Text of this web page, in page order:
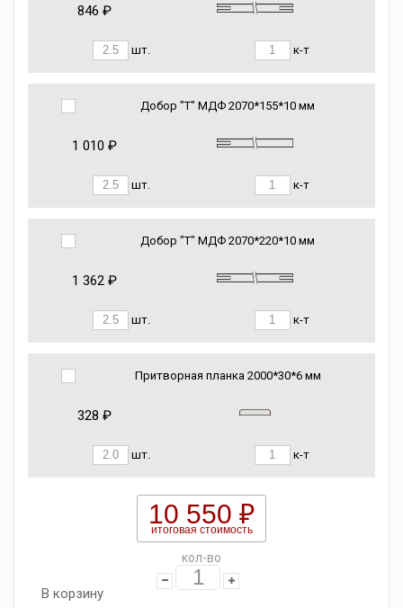
846 ₽
шт. к-т
Добор "Т" МДФ 2070*155*10 мм
1 010 ₽
шт. к-т
Добор "Т" МДФ 2070*220*10 мм
1 362 ₽
шт. к-т
Притворная планка 2000*30*6 мм
328 ₽
шт. к-т
10 550 ₽
итоговая стоимость
кол-во
В корзину